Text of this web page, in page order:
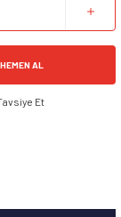
HEMEN AL
Et